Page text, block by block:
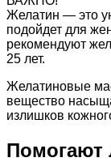
Желатин — это
подойдет для
рекомендуют
25 лет.
Желатиновые
вещество
излишков
Помогают